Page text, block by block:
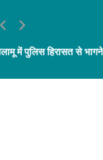
में पुलिस हिरासत से